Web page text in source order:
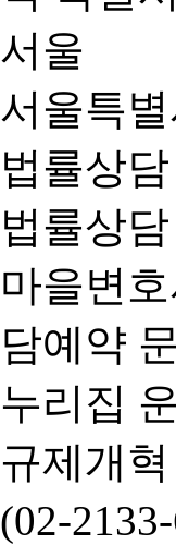
서울특
법률상
법률상
마을변
담예약
누리집
규제개
(02-